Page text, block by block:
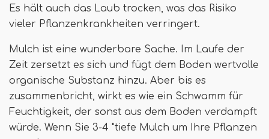
Es hält auch das Laub trocken, was das Risiko
vieler Pflanzenkrankheiten verringert.
Mulch ist eine wunderbare Sache. Im Laufe der
Zeit zersetzt es sich und fügt dem Boden wertvolle
organische Substanz hinzu. Aber bis es
zusammenbricht, wirkt es wie ein Schwamm für
Feuchtigkeit, der sonst aus dem Boden verdampft
würde. Wenn Sie 3-4 "tiefe Mulch um Ihre Pflanzen